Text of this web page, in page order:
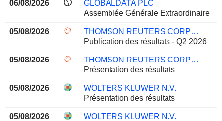
06/08/2026
GLOBALDATA PLC
Assemblée Générale Extraordinaire
05/08/2026
THOMSON REUTERS CORPORATION
Publication des résultats - Q2 2026
05/08/2026
THOMSON REUTERS CORPORATION
Présentation des résultats
05/08/2026
WOLTERS KLUWER N.V.
Présentation des résultats
05/08/2026
WOLTERS KLUWER N.V.